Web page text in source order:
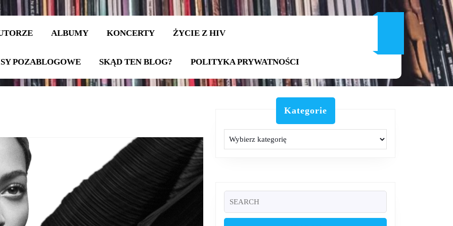
ALBUMY KONCERTY ŻYCIE Z HIV
POZABLOGOWE SKĄD TEN BLOG? POLITYKA PRYWATNOŚCI
Kategorie
for: